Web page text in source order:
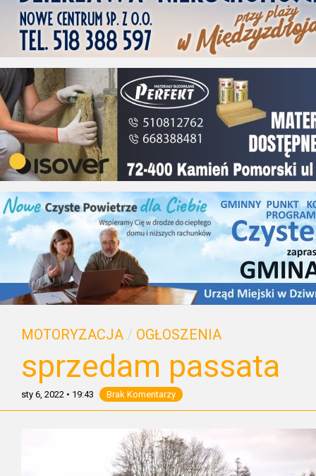
MOTORYZACJA / OGŁOSZENIA
sprzedam passata
sty 6, 2022 • 19:43 Brak Komentarzy